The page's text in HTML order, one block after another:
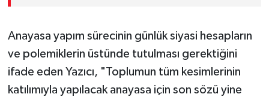
Anayasa yapım sürecinin günlük siyasi hesapların
ve polemiklerin üstünde tutulması gerektiğini
ifade eden Yazıcı, "Toplumun tüm kesimlerinin
katılımıyla yapılacak anayasa için son sözü yine